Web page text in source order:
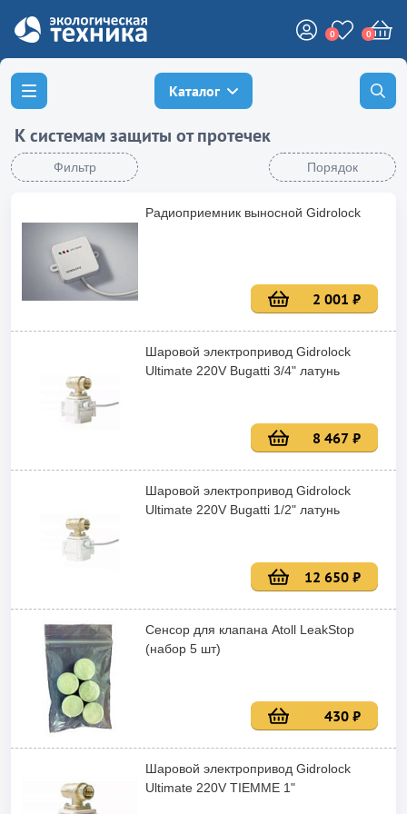
0 0
Каталог
К системам защиты от протечек
Фильтр Порядок
Радиоприемник выносной Gidrolock
2 001 ₽
Шаровой электропривод Gidrolock
Ultimate 220V Bugatti 3/4" латунь
8 467 ₽
Шаровой электропривод Gidrolock
Ultimate 220V Bugatti 1/2" латунь
12 650 ₽
Сенсор для клапана Atoll LeakStop
(набор 5 шт)
430 ₽
Шаровой электропривод Gidrolock
Ultimate 220V TIEMME 1"